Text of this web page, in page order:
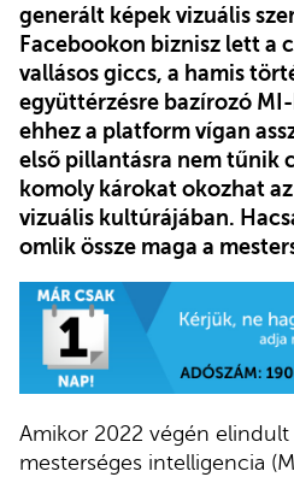
generált képek vizuális
Facebookon biznisz lett a
vallásos giccs, a hamis
együttérzésre bazírozó
ehhez a platform vígan
első pillantásra nem tűnik
komoly károkat okozhat
vizuális kultúrájában.
omlik össze maga a
Amikor 2022 végén elindult
mesterséges intelligencia